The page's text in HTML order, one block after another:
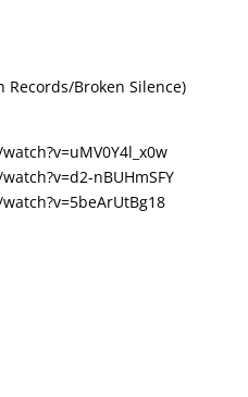
Records/Broken Silence)
nBUHmSFY